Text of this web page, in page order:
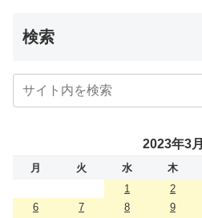
検索
2023年3月
月 火 水 木
1
2
6
7 8 9